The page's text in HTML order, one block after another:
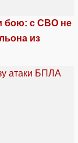
бою: с СВО не
из